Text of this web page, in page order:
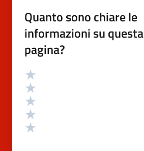
Quanto sono chiare le
informazioni su questa
pagina?
Valutazione